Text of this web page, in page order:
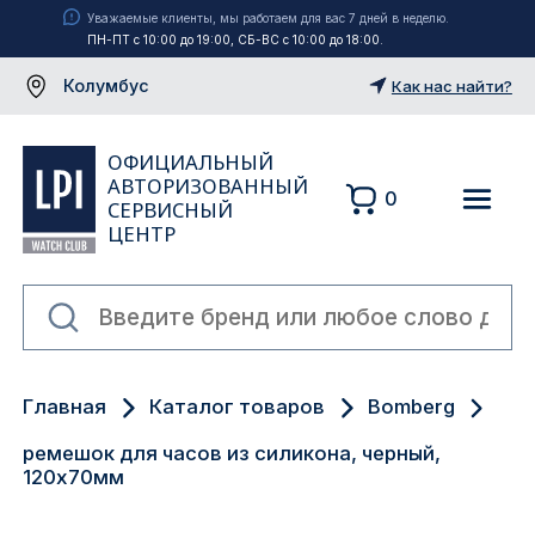
Уважаемые клиенты, мы работаем для вас 7 дней в неделю.
ПН-ПТ с 10:00 до 19:00, СБ-ВС с 10:00 до 18:00.
Колумбус
Екатеринбург
Санкт-Петербург
Как нас найти?
ОФИЦИАЛЬНЫЙ
АВТОРИЗОВАННЫЙ
СЕРВИСНЫЙ
ЦЕНТР
0
Главная Каталог товаров
Bomberg
ремешок для часов из силикона, черный,
120x70мм